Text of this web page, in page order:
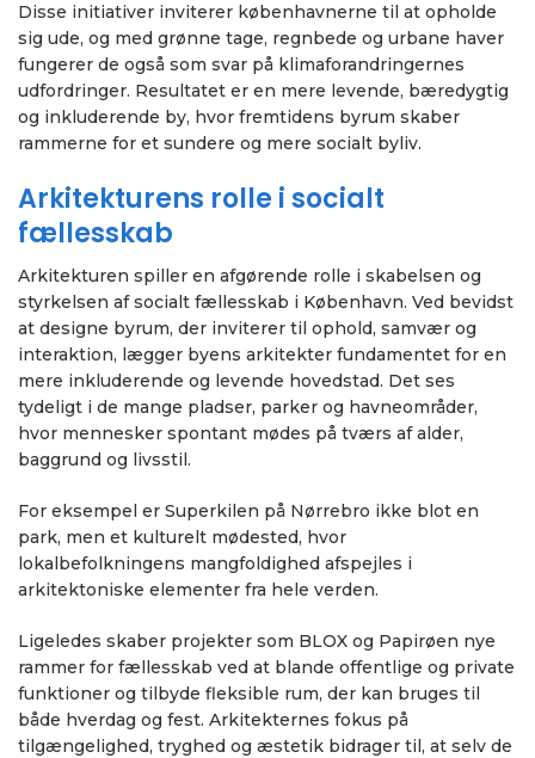
Disse initiativer inviterer københavnerne til at opholde
sig ude, og med grønne tage, regnbede og urbane haver
fungerer de også som svar på klimaforandringernes
udfordringer. Resultatet er en mere levende, bæredygtig
og inkluderende by, hvor fremtidens byrum skaber
rammerne for et sundere og mere socialt byliv.
Arkitekturens rolle i socialt
fællesskab
Arkitekturen spiller en afgørende rolle i skabelsen og
styrkelsen af socialt fællesskab i København. Ved bevidst
at designe byrum, der inviterer til ophold, samvær og
interaktion, lægger byens arkitekter fundamentet for en
mere inkluderende og levende hovedstad. Det ses
tydeligt i de mange pladser, parker og havneområder,
hvor mennesker spontant mødes på tværs af alder,
baggrund og livsstil.
For eksempel er Superkilen på Nørrebro ikke blot en
park, men et kulturelt mødested, hvor
lokalbefolkningens mangfoldighed afspejles i
arkitektoniske elementer fra hele verden.
Ligeledes skaber projekter som BLOX og Papirøen nye
rammer for fællesskab ved at blande offentlige og private
funktioner og tilbyde fleksible rum, der kan bruges til
både hverdag og fest. Arkitekternes fokus på
tilgængelighed, tryghed og æstetik bidrager til, at selv de